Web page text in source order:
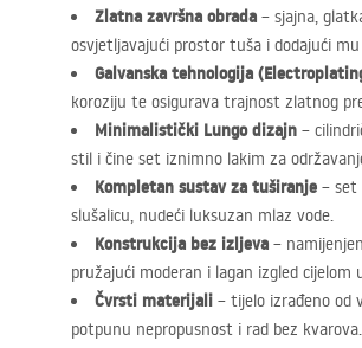
Zlatna završna obrada – sjajna,
osvjetljavajući prostor tuša i dodajući
Galvanska tehnologija
koroziju te osigurava trajnost zlatnog
Minimalistički Lungo dizajn –
stil i čine set iznimno lakim za
Kompletan sustav za tuširanje – set
slušalicu, nudeći luksuzan mlaz vode.
Konstrukcija bez izljeva –
pružajući moderan i lagan izgled cijelom
Čvrsti materijali – tijelo izrađeno od
potpunu nepropusnost i rad bez kvarova.